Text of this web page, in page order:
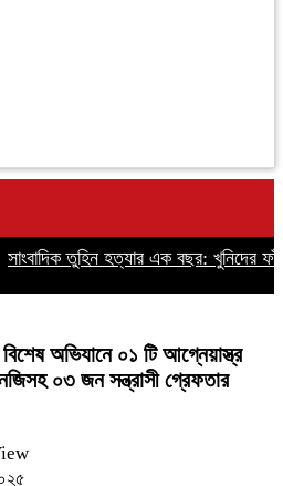
সাংবাদিক তুহিন হত্যার এক বছর: খুনিদের
অভিযানে ০১ টি আগ্নেয়াস্ত্র
০৩ জন সন্ত্রাসী গ্রেফতার